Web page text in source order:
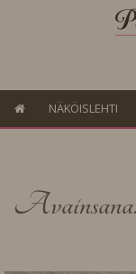
NÄKÖISLEHTI